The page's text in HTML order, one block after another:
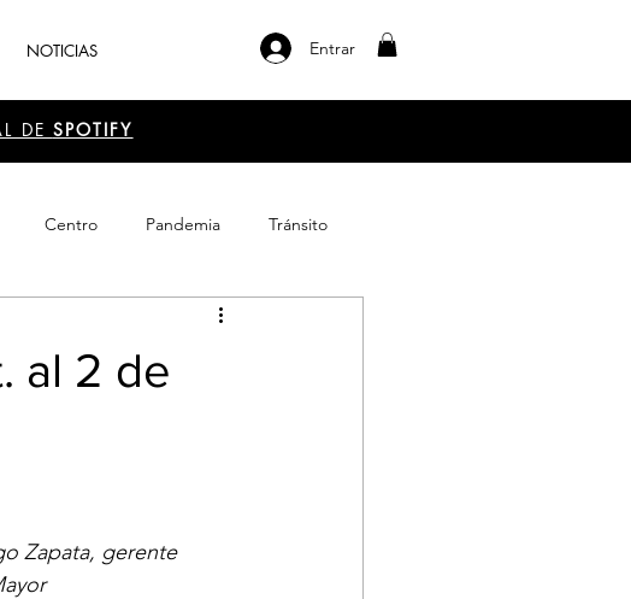
NOTICIAS Entrar
DE SPOTIFY
Centro Pandemia Tránsito
Emprendimiento
al 2 de
Zapata, gerente